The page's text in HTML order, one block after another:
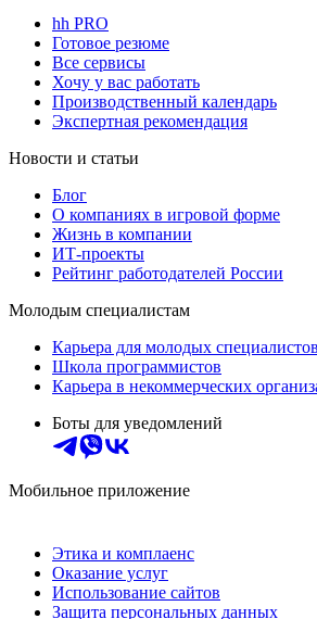
hh PRO
Готовое резюме
Все сервисы
Хочу у вас работать
Производственный календарь
Экспертная рекомендация
Новости и статьи
Блог
О компаниях в игровой форме
Жизнь в компании
ИТ-проекты
Рейтинг работодателей России
Молодым специалистам
Карьера для молодых специалистов
Школа программистов
Карьера в некоммерческих
Боты для уведомлений
Мобильное приложение
Этика и комплаенс
Оказание услуг
Использование сайтов
Защита персональных данных